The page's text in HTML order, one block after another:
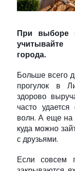
При выборе
учитывайте
города.
Больше всего
прогулок в
здорово
часто
волн. А еще на
куда можно
с друзьями.
Если совсем